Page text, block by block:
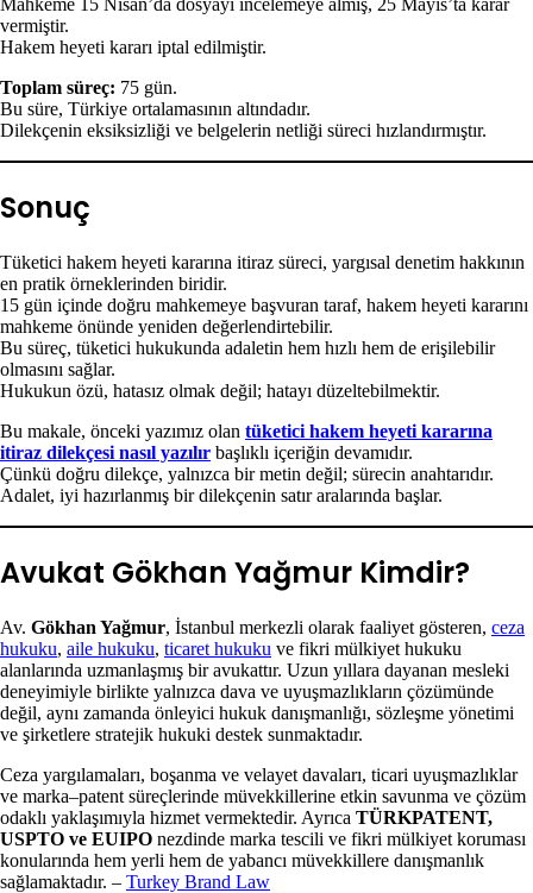
Mahkeme 15 Nisan’da dosyayı incelemeye almış, 25 Mayıs’ta karar
vermiştir.
Hakem heyeti kararı iptal edilmiştir.
Toplam süreç: 75 gün.
Bu süre, Türkiye ortalamasının altındadır.
Dilekçenin eksiksizliği ve belgelerin netliği süreci hızlandırmıştır.
Sonuç
Tüketici hakem heyeti kararına itiraz süreci, yargısal denetim hakkının
en pratik örneklerinden biridir.
15 gün içinde doğru mahkemeye başvuran taraf, hakem heyeti kararını
mahkeme önünde yeniden değerlendirtebilir.
Bu süreç, tüketici hukukunda adaletin hem hızlı hem de erişilebilir
olmasını sağlar.
Hukukun özü, hatasız olmak değil; hatayı düzeltebilmektir.
Bu makale, önceki yazımız olan tüketici hakem heyeti kararına
itiraz dilekçesi nasıl yazılır başlıklı içeriğin devamıdır.
Çünkü doğru dilekçe, yalnızca bir metin değil; sürecin anahtarıdır.
Adalet, iyi hazırlanmış bir dilekçenin satır aralarında başlar.
Avukat Gökhan Yağmur Kimdir?
Av. Gökhan Yağmur, İstanbul merkezli olarak faaliyet gösteren, ceza
hukuku, aile hukuku, ticaret hukuku ve fikri mülkiyet hukuku
alanlarında uzmanlaşmış bir avukattır. Uzun yıllara dayanan mesleki
deneyimiyle birlikte yalnızca dava ve uyuşmazlıkların çözümünde
değil, aynı zamanda önleyici hukuk danışmanlığı, sözleşme yönetimi
ve şirketlere stratejik hukuki destek sunmaktadır.
Ceza yargılamaları, boşanma ve velayet davaları, ticari uyuşmazlıklar
ve marka–patent süreçlerinde müvekkillerine etkin savunma ve çözüm
odaklı yaklaşımıyla hizmet vermektedir. Ayrıca TÜRKPATENT,
USPTO ve EUIPO nezdinde marka tescili ve fikri mülkiyet koruması
konularında hem yerli hem de yabancı müvekkillere danışmanlık
sağlamaktadır. – Turkey Brand Law